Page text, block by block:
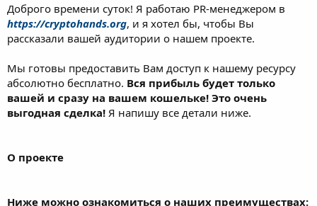
Доброго времени суток! Я работаю PR-менеджером в
https://cryptohands.org, и я хотел бы, чтобы Вы
рассказали вашей аудитории о нашем проекте.
Мы готовы предоставить Вам доступ к нашему ресурсу
абсолютно бесплатно. Вся прибыль будет только
вашей и сразу на вашем кошельке! Это очень
выгодная сделка! Я напишу все детали ниже.
О проекте
Ниже можно ознакомиться о наших преимуществах: